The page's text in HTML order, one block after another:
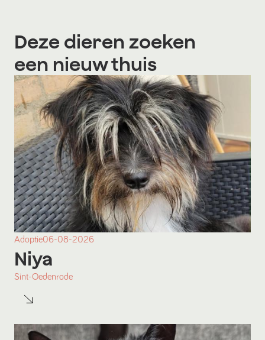
Deze dieren zoeken
een nieuw thuis
Adoptie06-08-2026
Niya
Sint-Oedenrode